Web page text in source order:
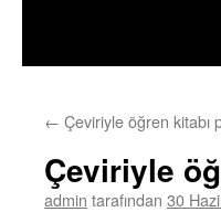
← Çeviriyle öğren kitabı
Çeviriyle
admin tarafından 30